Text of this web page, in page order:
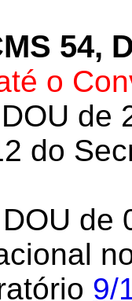
54,
o
de
do
de
9/